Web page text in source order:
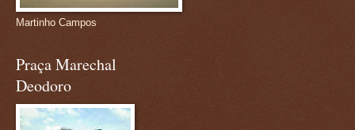
Martinho Campos
Praça Marechal
Deodoro